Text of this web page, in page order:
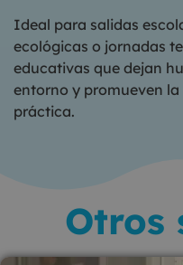
Ideal para salidas
ecológicas o jornadas
educativas que dejan
entorno y promueven
práctica.
Otros